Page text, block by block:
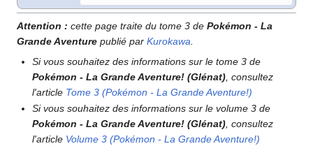
Attention : cette page traite du tome 3 de Pokémon - La
Grande Aventure publié par Kurokawa
Si vous souhaitez des informations sur le tome 3 de
Pokémon - La Grande Aventure! (Glénat) , consultez
l'article Tome 3 (Pokémon - La Grande Aventure!)
Si vous souhaitez des informations sur le volume 3 de
Pokémon - La Grande Aventure! (Glénat) , consultez
l'article Volume 3 (Pokémon - La Grande Aventure!)